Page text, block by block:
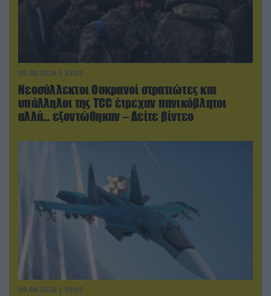
09.08.2026 | 23:02
Νεοσύλλεκτοι Ουκρανοί στρατιώτες και
υπάλληλοι της TCC έτρεχαν πανικόβλητοι
αλλά… εξοντώθηκαν – Δείτε βίντεο
09.08.2026 | 19:02